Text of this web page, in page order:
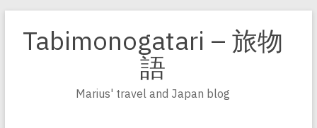
Inhalt
springen
Tabimonogatari – 旅物
語
Marius' travel and Japan blog